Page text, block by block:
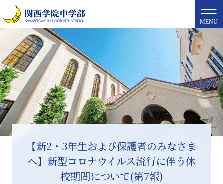
MENU
【新2・3年生および保護者のみなさま
へ】新型コロナウイルス流行に伴う休
校期間について(第7報)